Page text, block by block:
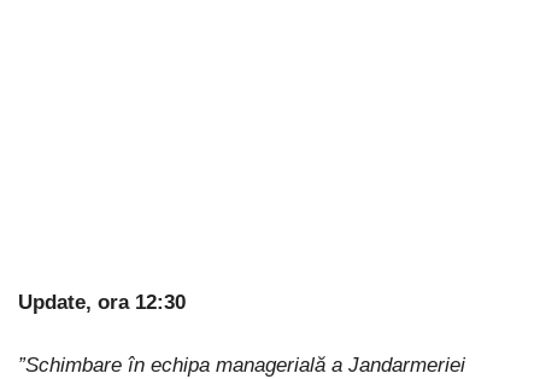
Update, ora 12:30
”Schimbare în echipa managerială a Jandarmeriei